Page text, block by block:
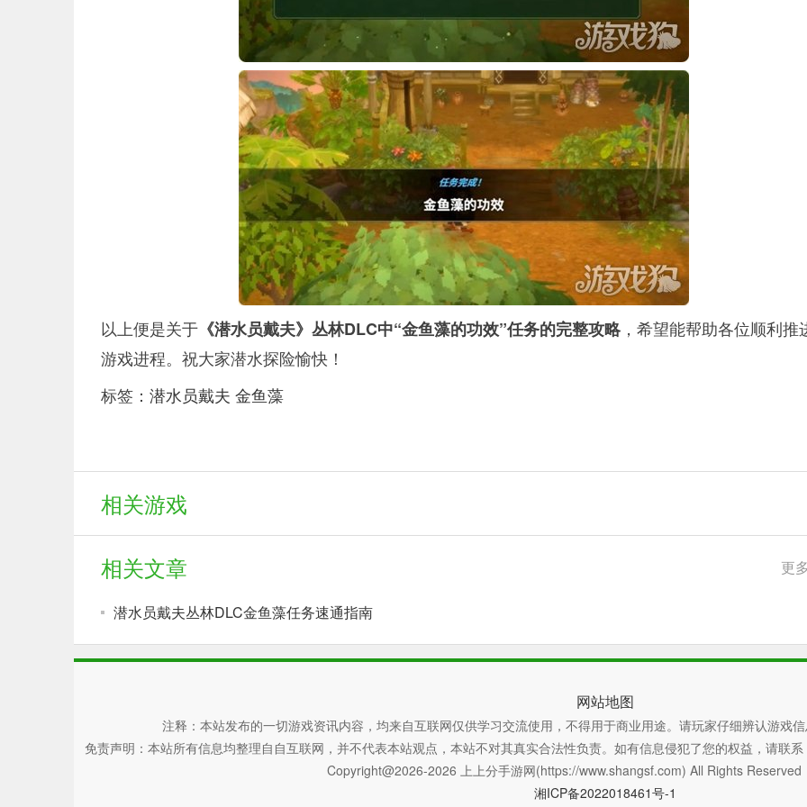
以上便是关于 《潜水员戴夫》丛林DLC中“金鱼藻的功效”任务的完整攻略 ，希望能帮助各位顺利推
游戏进程。祝大家潜水探险愉快！
标签： 潜水员戴夫 金鱼藻
相关游戏
相关文章 更
潜水员戴夫丛林DLC金鱼藻任务速通指南
网站地图
注释：本站发布的一切游戏资讯内容，均来自互联网仅供学习交流使用，不得用于商业用途。请玩家仔细辨认游戏
免责声明：本站所有信息均整理自自互联网，并不代表本站观点，本站不对其真实合法性负责。如有信息侵犯了您的权益，请联
Copyright@2026-2026 上上分手游网(https://www.shangsf.com) All Rights
湘ICP备2022018461号-1